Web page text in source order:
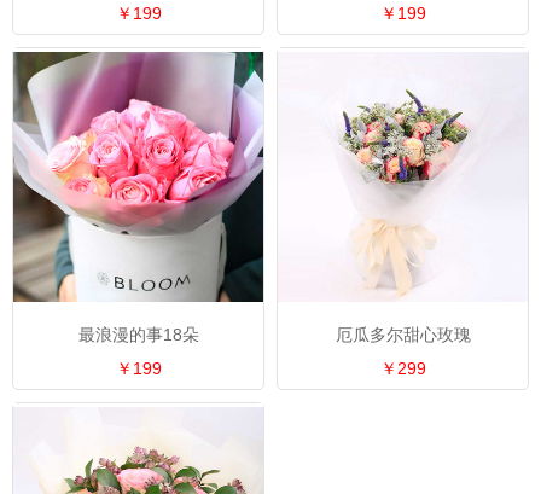
￥199
￥199
最浪漫的事18朵
￥199
厄瓜多尔甜心玫瑰
￥299